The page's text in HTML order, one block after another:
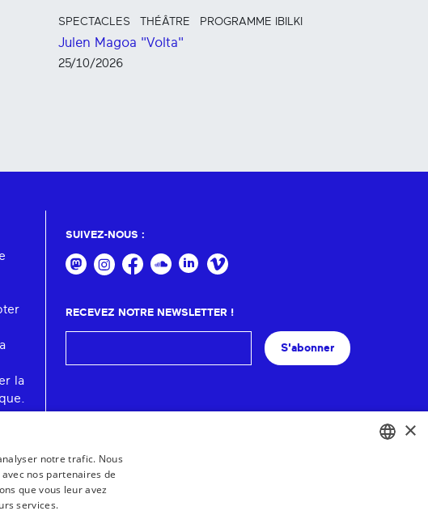
SPECTACLES THÉÂTRE PROGRAMME IBILKI
Julen Magoa "Volta"
25/10/2026
la
SUIVEZ-NOUS :
RECEVEZ NOTRE NEWSLETTER !
S'abonner
×
notre trafic. Nous
nos partenaires de
que vous leur avez
services.